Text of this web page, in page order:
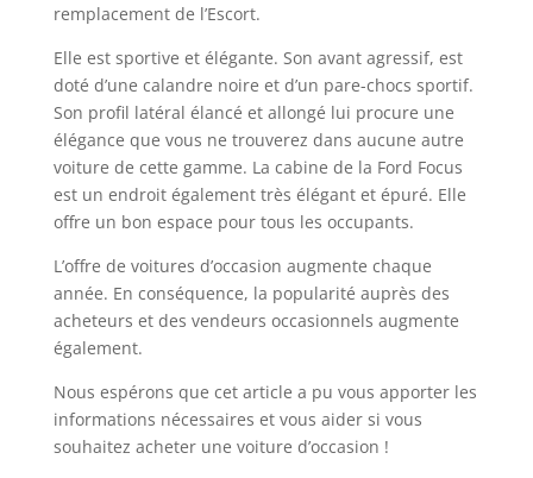
remplacement de l’Escort.
Elle est sportive et élégante. Son avant agressif, est
doté d’une calandre noire et d’un pare-chocs sportif.
Son profil latéral élancé et allongé lui procure une
élégance que vous ne trouverez dans aucune autre
voiture de cette gamme. La cabine de la Ford Focus
est un endroit également très élégant et épuré. Elle
offre un bon espace pour tous les occupants.
L’offre de voitures d’occasion augmente chaque
année. En conséquence, la popularité auprès des
acheteurs et des vendeurs occasionnels augmente
également.
Nous espérons que cet article a pu vous apporter les
informations nécessaires et vous aider si vous
souhaitez acheter une voiture d’occasion !